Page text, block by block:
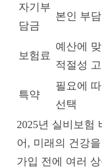
자기부
담금
본인 부
보험료
예산에
적절성
특약
필요에
선택
2025년 실비보험
어, 미래의 건강
가입 전에 여러